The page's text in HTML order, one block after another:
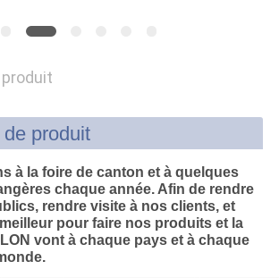
produit
à la foire de canton et à quelques
chaque année. Afin de rendre
rendre visite à nos clients, et
pour faire nos produits et la
vont à chaque pays et à chaque